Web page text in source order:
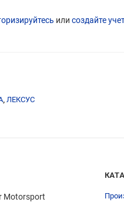
или создайте
, ЛЕКСУС
Motorsport